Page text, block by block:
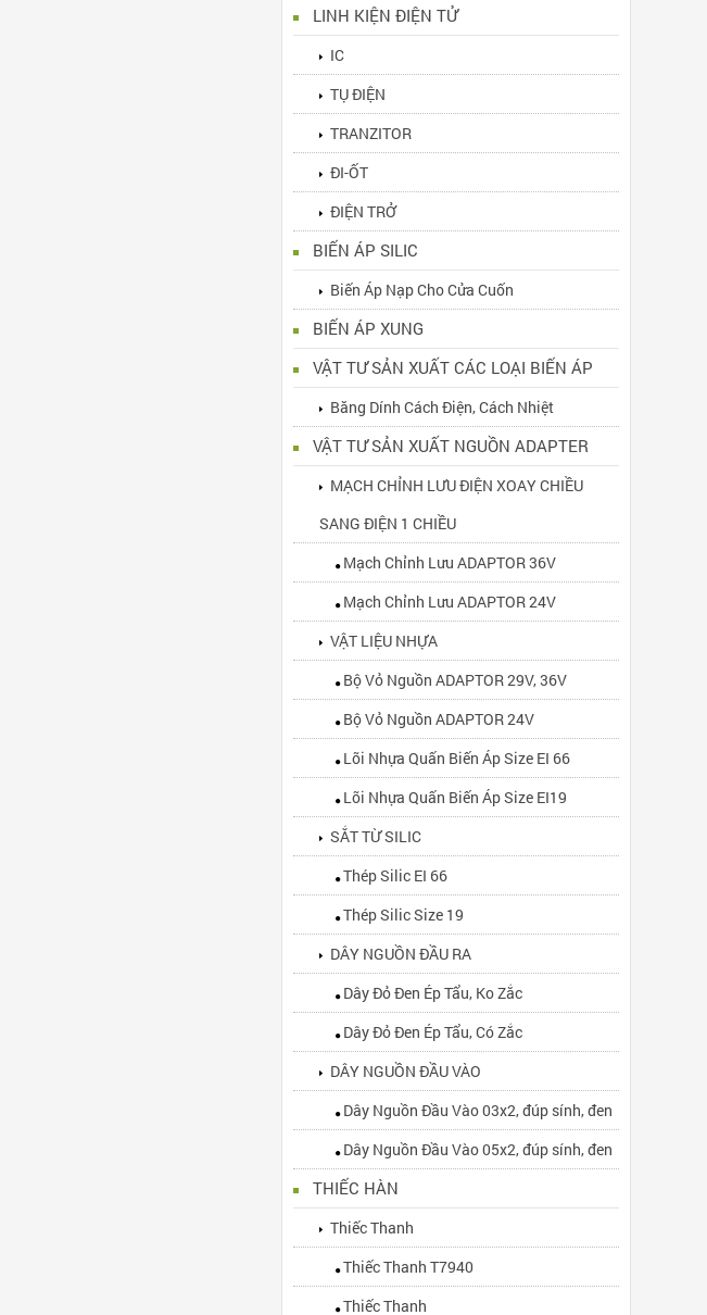
LINH KIỆN ĐIỆN TỬ
IC
TỤ ĐIỆN
TRANZITOR
ĐI-ỐT
ĐIỆN TRỞ
BIẾN ÁP SILIC
Biến Áp Nạp Cho Cửa Cuốn
BIẾN ÁP XUNG
VẬT TƯ SẢN XUẤT CÁC LOẠI BIẾN ÁP
Băng Dính Cách Điện, Cách Nhiệt
VẬT TƯ SẢN XUẤT NGUỒN ADAPTER
MẠCH CHỈNH LƯU ĐIỆN XOAY CHIỀU
SANG ĐIỆN 1 CHIỀU
Mạch Chỉnh Lưu ADAPTOR 36V
Mạch Chỉnh Lưu ADAPTOR 24V
VẬT LIỆU NHỰA
Bộ Vỏ Nguồn ADAPTOR 29V, 36V
Bộ Vỏ Nguồn ADAPTOR 24V
Lõi Nhựa Quấn Biến Áp Size EI 66
Lõi Nhựa Quấn Biến Áp Size EI19
SẮT TỪ SILIC
Thép Silic EI 66
Thép Silic Size 19
DÂY NGUỒN ĐẦU RA
Dây Đỏ Đen Ép Tẩu, Ko Zắc
Dây Đỏ Đen Ép Tẩu, Có Zắc
DÂY NGUỒN ĐẦU VÀO
Dây Nguồn Đầu Vào 03x2, đúp sính, đen
Dây Nguồn Đầu Vào 05x2, đúp sính, đen
THIẾC HÀN
Thiếc Thanh
Thiếc Thanh T7940
Thiếc Thanh